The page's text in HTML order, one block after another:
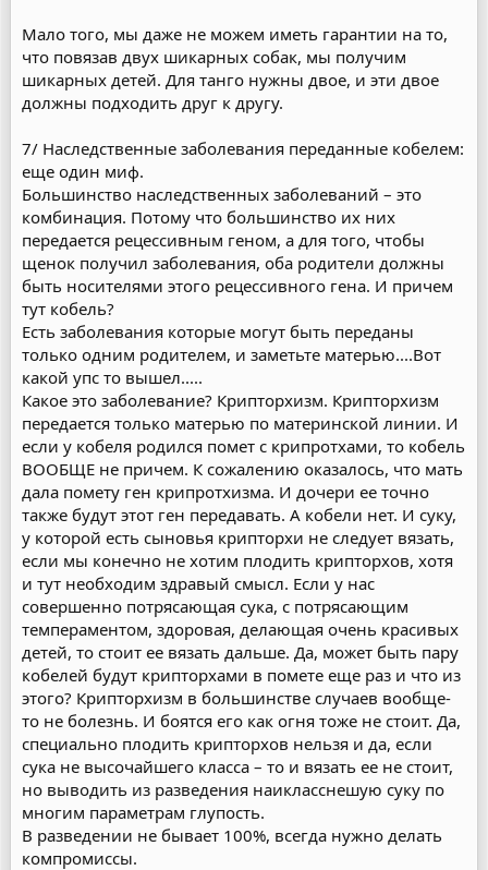
Мало того, мы даже не можем иметь гарантии на то,
что повязав двух шикарных собак, мы получим
шикарных детей. Для танго нужны двое, и эти двое
должны подходить друг к другу.
7/ Наследственные заболевания переданные кобелем:
еще один миф.
Большинство наследственных заболеваний – это
комбинация. Потому что большинство их них
передается рецессивным геном, а для того, чтобы
щенок получил заболевания, оба родители должны
быть носителями этого рецессивного гена. И причем
тут кобель?
Есть заболевания которые могут быть переданы
только одним родителем, и заметьте матерью....Вот
какой упс то вышел.....
Какое это заболевание? Крипторхизм. Крипторхизм
передается только матерью по материнской линии. И
если у кобеля родился помет с крипротхами, то кобель
ВООБЩЕ не причем. К сожалению оказалось, что мать
дала помету ген крипротхизма. И дочери ее точно
также будут этот ген передавать. А кобели нет. И суку,
у которой есть сыновья крипторхи не следует вязать,
если мы конечно не хотим плодить крипторхов, хотя
и тут необходим здравый смысл. Если у нас
совершенно потрясающая сука, с потрясающим
темпераментом, здоровая, делающая очень красивых
детей, то стоит ее вязать дальше. Да, может быть пару
кобелей будут крипторхами в помете еще раз и что из
этого? Крипторхизм в большинстве случаев вообще-
то не болезнь. И боятся его как огня тоже не стоит. Да,
специально плодить крипторхов нельзя и да, если
сука не высочайшего класса – то и вязать ее не стоит,
но выводить из разведения наикласснешую суку по
многим параметрам глупость.
В разведении не бывает 100%, всегда нужно делать
компромиссы.